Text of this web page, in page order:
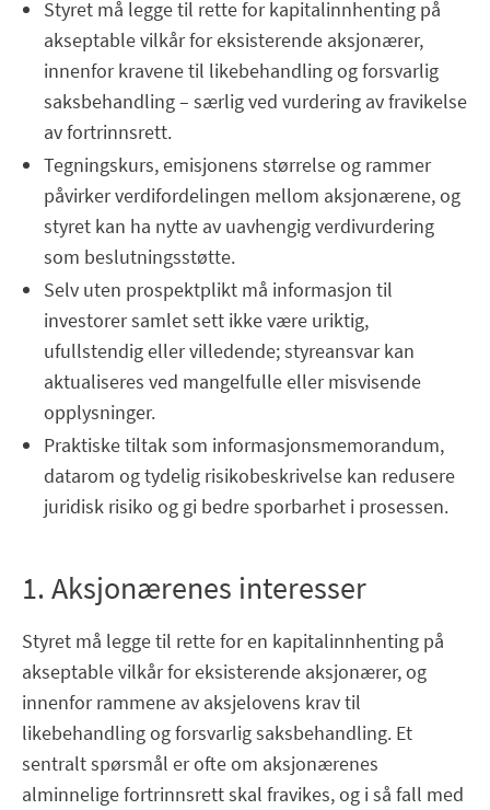
Styret må legge til rette for kapitalinnhenting på
akseptable vilkår for eksisterende aksjonærer,
innenfor kravene til likebehandling og forsvarlig
saksbehandling – særlig ved vurdering av fravikelse
av fortrinnsrett.
Tegningskurs, emisjonens størrelse og rammer
påvirker verdifordelingen mellom aksjonærene, og
styret kan ha nytte av uavhengig verdivurdering
som beslutningsstøtte.
Selv uten prospektplikt må informasjon til
investorer samlet sett ikke være uriktig,
ufullstendig eller villedende; styreansvar kan
aktualiseres ved mangelfulle eller misvisende
opplysninger.
Praktiske tiltak som informasjonsmemorandum,
datarom og tydelig risikobeskrivelse kan redusere
juridisk risiko og gi bedre sporbarhet i prosessen.
1. Aksjonærenes interesser
Styret må legge til rette for en kapitalinnhenting på
akseptable vilkår for eksisterende aksjonærer, og
innenfor rammene av aksjelovens krav til
likebehandling og forsvarlig saksbehandling. Et
sentralt spørsmål er ofte om aksjonærenes
alminnelige fortrinnsrett skal fravikes, og i så fall med